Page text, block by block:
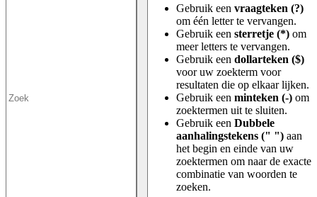
Gebruik een vraagteken (?)
om één letter te vervangen.
Gebruik een sterretje (*) om
meer letters te vervangen.
Gebruik een dollarteken ($)
voor uw zoekterm voor
resultaten die op elkaar lijken.
Gebruik een minteken (-) om
zoektermen uit te sluiten.
Gebruik een Dubbele
aanhalingstekens (" ") aan
het begin en einde van uw
zoektermen om naar de exacte
combinatie van woorden te
zoeken.